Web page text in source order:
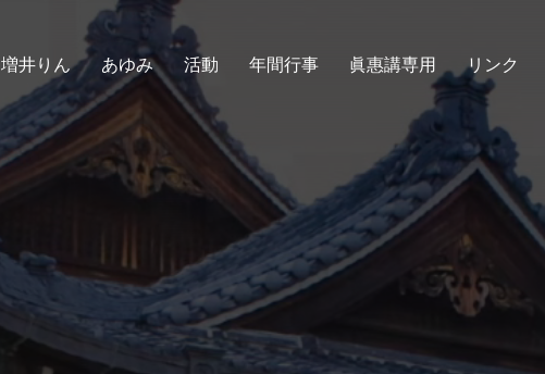
増井りん あゆみ 活動 年間行事 眞惠講専用 リンク